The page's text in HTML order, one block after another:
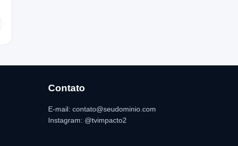
Contato
E-mail: contato@seudominio.com
Instagram: @tvimpacto2